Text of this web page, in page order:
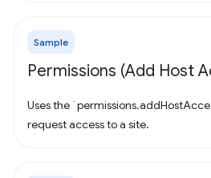
Sample
Permissions (Add Host
Uses the
request access to a site.